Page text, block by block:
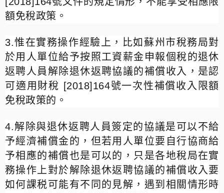
額免稅政策。
3.惟在實務操作經驗上，比如蘇州市稅務局對
於用人單位給予按照工資薪金申報個稅的退休
返聘人員解除退休返聘協議的補償收入，是認
可適用財稅
[2018]164號一次性補償收入限額
免稅政策的。
4.解除與退休返聘人員簽定的協議是可以不給
予經濟補償金的，但若用人單位要自行協商給
予相應的補償也是可以的，只是各地稅局在實
務操作上對於解除退休返聘協議的補償收入要
如何課税可能有不同的見解，遇到相關情形時